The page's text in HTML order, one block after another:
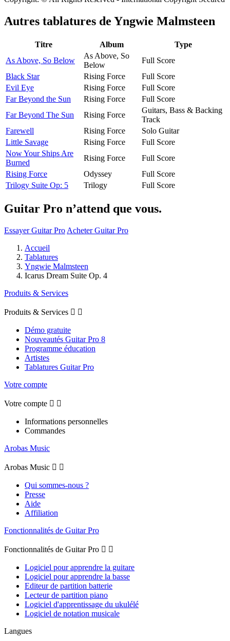
Autres tablatures de Yngwie Malmsteen
Titre Album
Type
As Above, So Below
As Above, So
Below
Full Score
Black Star
Rising Force
Full Score
Evil Eye
Rising Force
Full Score
Far Beyond the Sun
Rising Force
Full Score
Far Beyond The Sun
Rising Force
Guitars, Bass & Backing
Track
Farewell
Rising Force
Solo Guitar
Little Savage
Rising Force
Full Score
Now Your Ships Are
Burned
Rising Force
Full Score
Rising Force
Odyssey
Full Score
Trilogy Suite Op: 5
Trilogy Full Score
Guitar Pro n’attend que vous.
Essayer Guitar Pro Acheter Guitar Pro
Accueil
Tablatures
Yngwie Malmsteen
Icarus Dream Suite Op. 4
Produits & Services
Produits & Services  
Démo gratuite
Nouveautés Guitar Pro 8
Programme éducation
Artistes
Tablatures Guitar Pro
Votre compte
Votre compte  
Informations personnelles
Commandes
Arobas Music
Arobas Music  
Qui sommes-nous ?
Presse
Aide
Affiliation
Fonctionnalités de Guitar Pro
Fonctionnalités de Guitar Pro  
Logiciel pour apprendre la guitare
Logiciel pour apprendre la basse
Editeur de partition batterie
Lecteur de partition piano
Logiciel d'apprentissage du ukulélé
Logiciel de notation musicale
Langues